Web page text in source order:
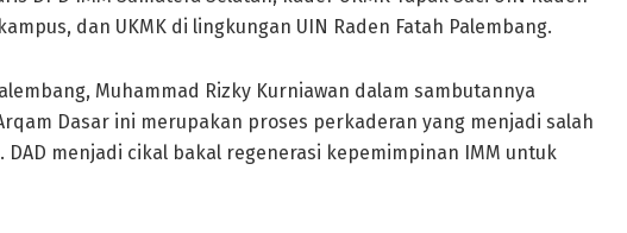
dan UKMK di lingkungan UIN Raden Fatah Palembang.
Muhammad Rizky Kurniawan dalam sambutannya
Dasar ini merupakan proses perkaderan yang menjadi salah
DAD menjadi cikal bakal regenerasi kepemimpinan IMM untuk